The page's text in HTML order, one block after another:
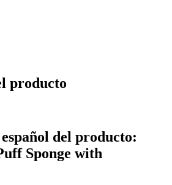
producto
del producto:
Sponge with